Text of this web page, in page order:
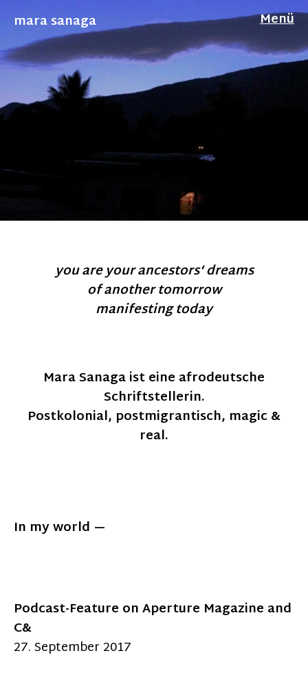
mara sanaga Menü
you are your ancestors‘ dreams
of another tomorrow
manifesting today
Mara Sanaga ist eine afrodeutsche
Schriftstellerin.
Postkolonial, postmigrantisch, magic &
real.
In my world
Podcast-Feature on Aperture Magazine and
C&
27. September 2017